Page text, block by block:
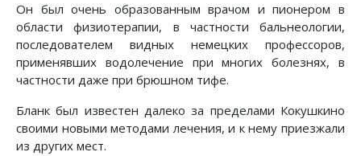
Он был очень образованным врачом и пионером в
области физиотерапии, в частности бальнеологии,
последователем видных немецких профессоров,
применявших водолечение при многих болезнях, в
частности даже при брюшном тифе.
Бланк был известен далеко за пределами Кокушкино
своими новыми методами лечения, и к нему приезжали
из других мест.